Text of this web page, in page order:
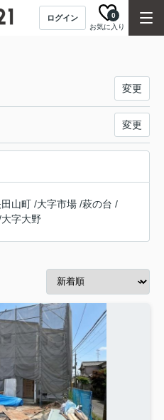
ログイン
お気に入り
0
変更
変更
田山町 /大字市場 /萩の台 /
大字大野